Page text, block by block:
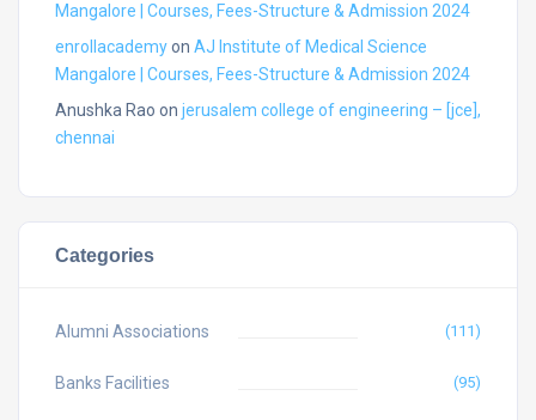
Mangalore | Courses, Fees-Structure & Admission 2024
enrollacademyon AJ Institute of Medical Science
Mangalore | Courses, Fees-Structure & Admission 2024
Anushka Rao on jerusalem college of engineering – [jce],
chennai
Categories
Alumni Associations (111)
Banks Facilities (95)